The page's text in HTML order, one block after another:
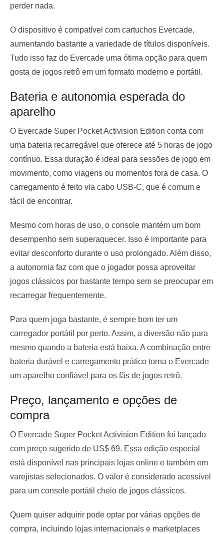
perder nada.
O dispositivo é compatível com cartuchos Evercade,
aumentando bastante a variedade de títulos disponíveis.
Tudo isso faz do Evercade uma ótima opção para quem
gosta de jogos retrô em um formato moderno e portátil.
Bateria e autonomia esperada do
aparelho
O Evercade Super Pocket Activision Edition conta com
uma bateria recarregável que oferece até 5 horas de jogo
contínuo. Essa duração é ideal para sessões de jogo em
movimento, como viagens ou momentos fora de casa. O
carregamento é feito via cabo USB-C, que é comum e
fácil de encontrar.
Mesmo com horas de uso, o console mantém um bom
desempenho sem superaquecer. Isso é importante para
evitar desconforto durante o uso prolongado. Além disso,
a autonomia faz com que o jogador possa aproveitar
jogos clássicos por bastante tempo sem se preocupar em
recarregar frequentemente.
Para quem joga bastante, é sempre bom ter um
carregador portátil por perto. Assim, a diversão não para
mesmo quando a bateria está baixa. A combinação entre
bateria durável e carregamento prático torna o Evercade
um aparelho confiável para os fãs de jogos retrô.
Preço, lançamento e opções de
compra
O Evercade Super Pocket Activision Edition foi lançado
com preço sugerido de US$ 69. Essa edição especial
está disponível nas principais lojas online e também em
varejistas selecionados. O valor é considerado acessível
para um console portátil cheio de jogos clássicos.
Quem quiser adquirir pode optar por várias opções de
compra, incluindo lojas internacionais e marketplaces